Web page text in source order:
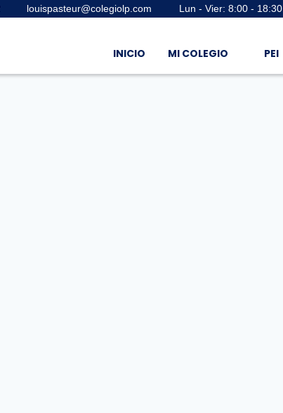
louispasteur@colegiolp.com Lun - Vier: 8:00 - 18:30
INICIO MI COLEGIO PEI